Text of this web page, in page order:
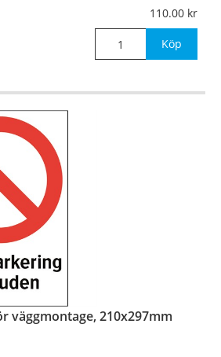
110.00
Köp
väggmontage, 210x297mm